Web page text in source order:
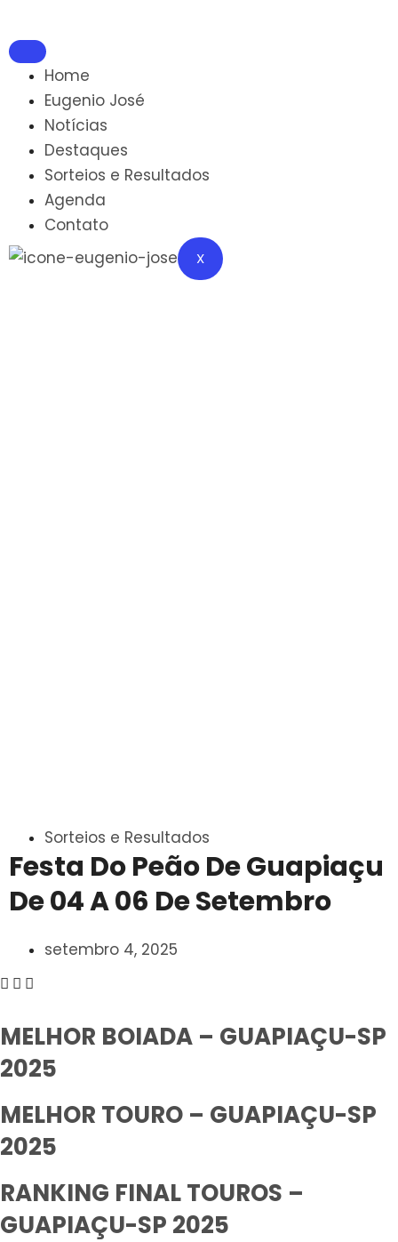
Home
Eugenio José
Notícias
Destaques
Sorteios e Resultados
Agenda
Contato
X
Sorteios e Resultados
Festa Do Peão De Guapiaçu
De 04 A 06 De Setembro
setembro 4, 2025
MELHOR BOIADA – GUAPIAÇU-SP
2025
MELHOR TOURO – GUAPIAÇU-SP
2025
RANKING FINAL TOUROS –
GUAPIAÇU-SP 2025